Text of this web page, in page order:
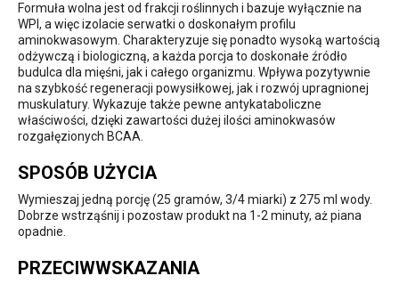
Formuła wolna jest od frakcji roślinnych i bazuje wyłącznie na
WPI, a więc izolacie serwatki o doskonałym profilu
aminokwasowym. Charakteryzuje się ponadto wysoką wartością
odżywczą i biologiczną, a każda porcja to doskonałe źródło
budulca dla mięśni, jak i całego organizmu. Wpływa pozytywnie
na szybkość regeneracji powysiłkowej, jak i rozwój upragnionej
muskulatury. Wykazuje także pewne antykataboliczne
właściwości, dzięki zawartości dużej ilości aminokwasów
rozgałęzionych BCAA.
SPOSÓB UŻYCIA
Wymieszaj jedną porcję (25 gramów, 3/4 miarki) z 275 ml wody.
Dobrze wstrząśnij i pozostaw produkt na 1-2 minuty, aż piana
opadnie.
PRZECIWWSKAZANIA